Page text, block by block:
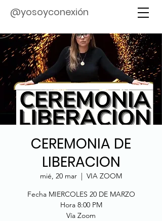
@yosoyconexión
CEREMONIA DE
LIBERACION
mié, 20 mar
  |
VIA ZOOM
Fecha MIERCOLES 20 DE MARZO
Hora 8:00 PM
Vía Zoom